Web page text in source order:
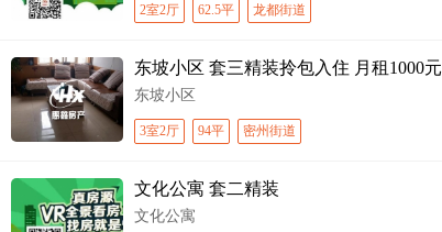
2室2厅 62.5平 龙都街道
东坡小区 套三精装拎包入住 月租1000元
东坡小区
3室2厅 94平 密州街道
文化公寓 套二精装
文化公寓